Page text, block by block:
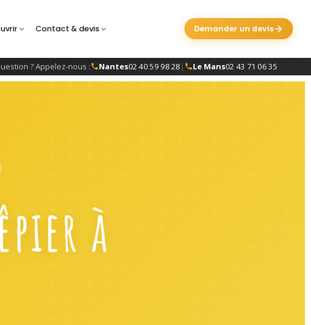
? Appelez-nous : Nantes02 40 59 98 28 | Le Mans02 43 71 06 35
Contact & devis Demander un devis
à